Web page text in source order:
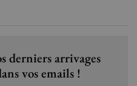
derniers arrivages
vos emails !